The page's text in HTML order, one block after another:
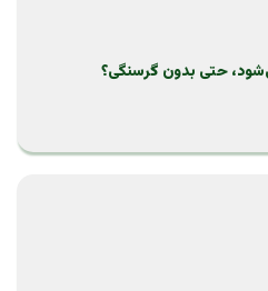
حتی بدون گرسنگی؟